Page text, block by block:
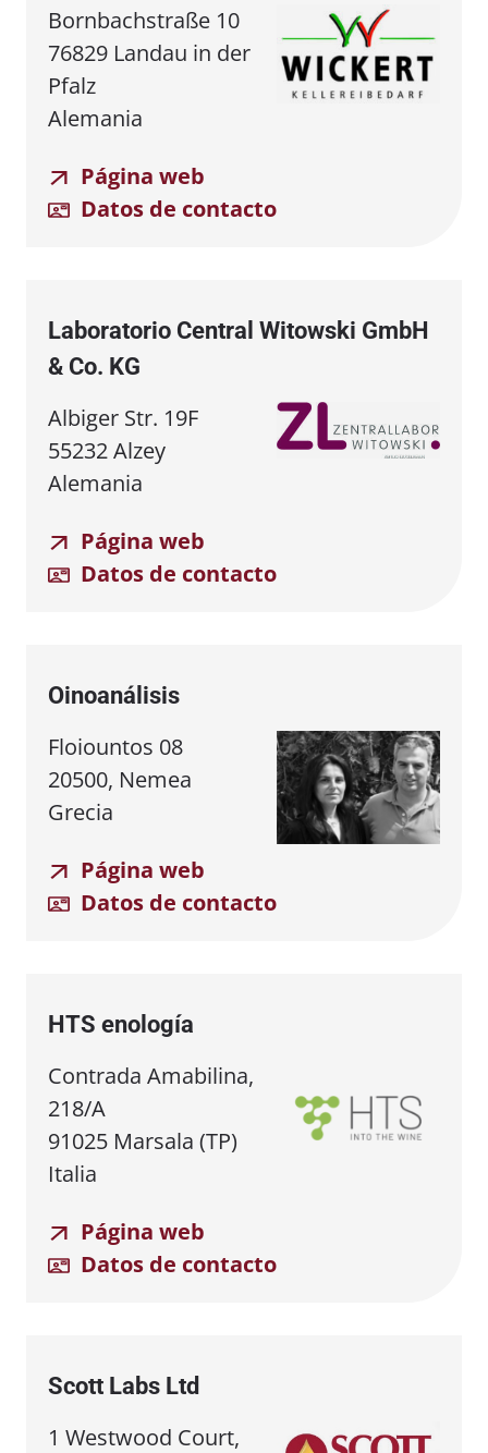
Bornbachstraße 10
76829 Landau in der
Pfalz
Alemania
Página web
Datos de contacto
Laboratorio Central Witowski GmbH
& Co. KG
Albiger Str. 19F
55232 Alzey
Alemania
Página web
Datos de contacto
Oinoanálisis
Floiountos 08
20500, Nemea
Grecia
Página web
Datos de contacto
HTS enología
Contrada Amabilina,
218/A
91025 Marsala (TP)
Italia
Página web
Datos de contacto
Scott Labs Ltd
1 Westwood Court,